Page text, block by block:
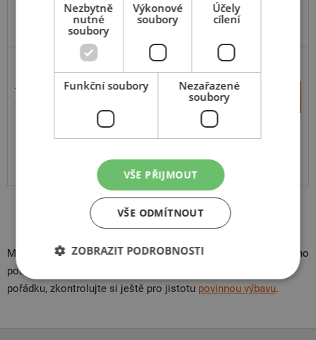
11 013 Kč
6 450 Kč
+
SKLADEM Expedujeme do 2 dnů
Máte vybráno? Výborně. Pokud zboží máme skladem, již zítra ho
posíláme k vám.
Abyste si byli jistí, že vaše cesta proběhne v
pořádku, zkontrolujte si ještě pro jistotu povinnou výbavu.
Nezbytně
nutné
soubory
Výkonové
soubory
Účely
cílení
Funkční soubory
Nezařazené
soubory
VŠE PŘIJMOUT
VŠE ODMÍTNOUT
ZOBRAZIT PODROBNOSTI